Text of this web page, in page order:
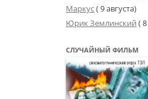
Маркус( 9 августа)
Юрик Землинский (
СЛУЧАЙНЫЙ ФИЛЬМ